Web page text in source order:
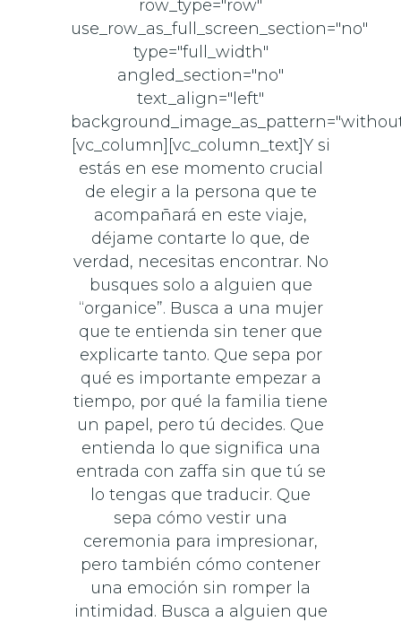
row_type="row"
use_row_as_full_screen_section="no"
type="full_width"
angled_section="no"
text_align="left"
[vc_column][vc_column_text]Y si
estás en ese momento crucial
de elegir a la persona que te
acompañará en este viaje,
déjame contarte lo que, de
verdad, necesitas encontrar. No
busques solo a alguien que
“organice”. Busca a una mujer
que te entienda sin tener que
explicarte tanto. Que sepa por
qué es importante empezar a
tiempo, por qué la familia tiene
un papel, pero tú decides. Que
entienda lo que significa una
entrada con zaffa sin que tú se
lo tengas que traducir. Que
sepa cómo vestir una
ceremonia para impresionar,
pero también cómo contener
una emoción sin romper la
intimidad. Busca a alguien que